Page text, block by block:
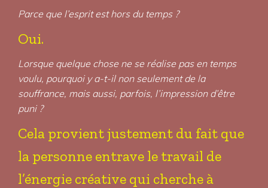
Parce que l’esprit est hors du temps ?
Oui.
Lorsque quelque chose ne se réalise pas en temps
voulu, pourquoi y a-t-il non seulement de la
souffrance, mais aussi, parfois, l’impression d’être
puni ?
Cela provient justement du fait que
la personne entrave le travail de
l’énergie créative qui cherche à